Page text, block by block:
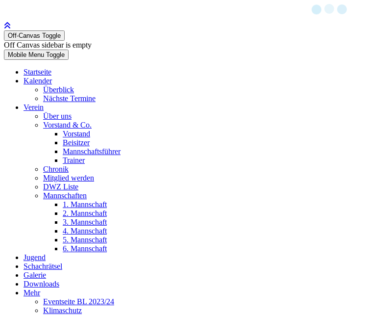
Off-Canvas Toggle
Off Canvas sidebar is empty
Mobile Menu Toggle
Startseite
Kalender
Überblick
Nächste Termine
Verein
Über uns
Vorstand & Co.
Vorstand
Beisitzer
Mannschaftsführer
Trainer
Chronik
Mitglied werden
DWZ Liste
Mannschaften
1. Mannschaft
2. Mannschaft
3. Mannschaft
4. Mannschaft
5. Mannschaft
6. Mannschaft
Jugend
Schachrätsel
Galerie
Downloads
Mehr
Eventseite BL 2023/24
Klimaschutz